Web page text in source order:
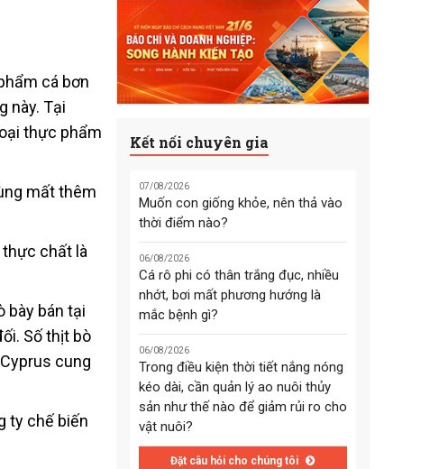
cá bơn
này. Tại
thực phẩm
mất thêm
thực chất là
bày bán tại
Số thịt bò
cung
ty chế biến
Kết nối chuyên gia
07/08/2026
Muốn con giống khỏe, nên thả vào
thời điểm nào?
06/08/2026
Cá rô phi có thân trắng đục, nhiều
nhớt, bơi mất phương hướng là
mắc bệnh gì?
06/08/2026
Trong điều kiện thời tiết nắng nóng
kéo dài, cần quản lý ao nuôi thủy
sản như thế nào để giảm rủi ro cho
vật nuôi?
Đặt câu hỏi cho chúng tôi